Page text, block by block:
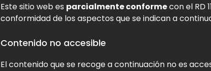
Este sitio web es parcialmente conformecon el RD
conformidad de los aspectos que se indican a
Contenido no accesible
El contenido que se recoge a continuación no es